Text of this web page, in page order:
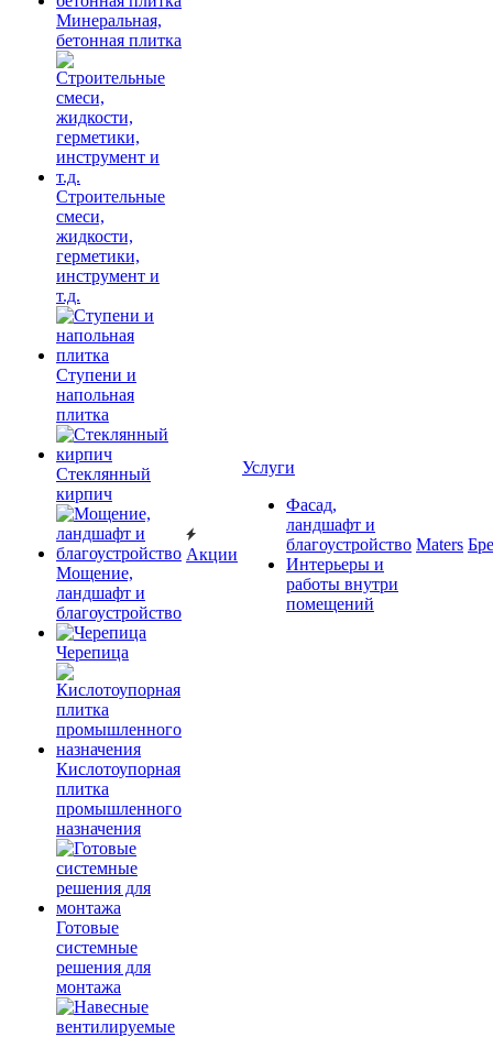
Минеральная,
бетонная плитка
Строительные
смеси,
жидкости,
герметики,
инструмент и
т.д.
Ступени и
напольная
плитка
Cтеклянный
кирпич
Мощение,
ландшафт и
благоустройство
Черепица
Кислотоупорная
плитка
промышленного
назначения
Готовые
системные
решения для
монтажа
Акции
Услуги
Фасад,
ландшафт и
благоустройство
Интерьеры и
работы внутри
помещений
Maters